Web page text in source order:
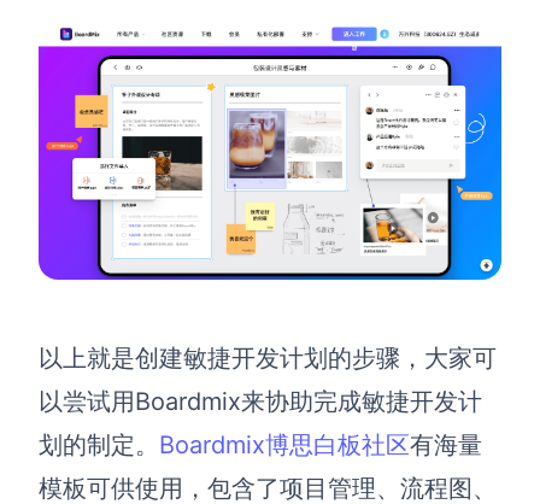
以上就是创建敏捷开发计划的步骤，大家可
以尝试用Boardmix来协助完成敏捷开发计
划的制定。 Boardmix博思白板社区有海量
模板可供使用，包含了项目管理、流程图、